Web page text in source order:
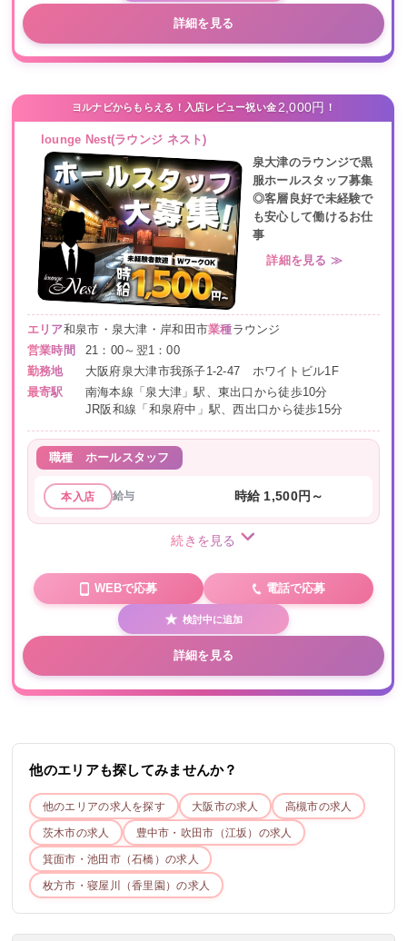
詳細を見る
ヨルナビからもらえる！入店レビュー祝い金 2,000円 ！
lounge Nest(ラウンジ ネスト)
泉大津のラウンジで黒
服ホールスタッフ募集
◎客層良好で未経験で
も安心して働けるお仕
事
詳細を見る ≫
エリア和泉市・泉大津・岸和田市業種ラウンジ
営業時間
21：00～翌1：00
勤務地
大阪府泉大津市我孫子1-2-47 ホワイトビル1F
最寄駅
南海本線「泉大津」駅、東出口から徒歩10分
JR阪和線「和泉府中」駅、西出口から徒歩15分
職種 ホールスタッフ
本入店 給与 時給 1,500円～
続きを見る
WEBで応募 電話で応募
検討中に追加
詳細を見る
他のエリアも探してみませんか？
他のエリアの求人を探す 大阪市の求人 高槻市の求人
茨木市の求人 豊中市・吹田市（江坂） の求人
箕面市・池田市（石橋）の求人
枚方市・寝屋川（香里園）の求人